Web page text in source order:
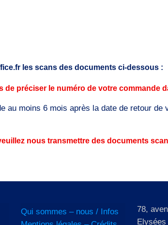
les scans des documents ci-dessous :
préciser le numéro de votre commande
au moins 6 mois après la date de retour de
nous transmettre des documents
Qui sommes – nous / Infos
78,